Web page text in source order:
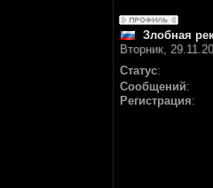
Злобная
Вторник,
Статус:
Сообщений:
Регистрация: